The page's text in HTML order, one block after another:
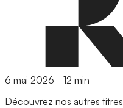
6 mai 2026 - 12 min
Découvrez nos autres titres